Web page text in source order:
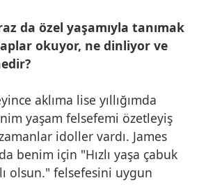
da özel yaşamıyla tanımak
okuyor, ne dinliyor ve
aklıma lise yıllığımda
yaşam felsefemi özetleyiş
idoller vardı. James
benim için "Hızlı yaşa çabuk
olsun." felsefesini uygun